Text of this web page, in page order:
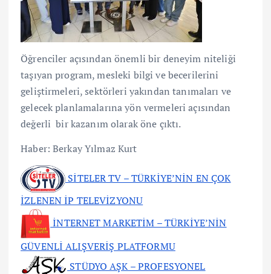
Öğrenciler açısından önemli bir deneyim niteliği
taşıyan program, mesleki bilgi ve becerilerini
geliştirmeleri, sektörleri yakından tanımaları ve
gelecek planlamalarına yön vermeleri açısından
değerli bir kazanım olarak öne çıktı.
Haber: Berkay Yılmaz Kurt
SİTELER TV – TÜRKİYE’NİN EN ÇOK
İZLENEN İP TELEVİZYONU
İNTERNET MARKETİM – TÜRKİYE’NİN
GÜVENLİ ALIŞVERİŞ PLATFORMU
STÜDYO AŞK – PROFESYONEL